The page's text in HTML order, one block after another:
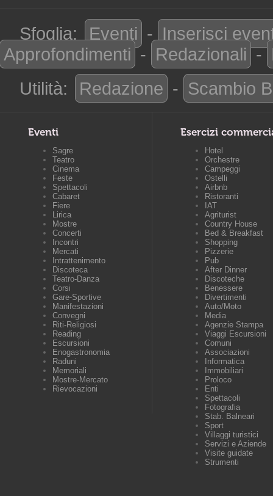
Sfoglia: Eventi - Inserisci
Approfondimenti - Redazionali -
Utilità:
Redazione - Scambio
Eventi
Sagre
Teatro
Cinema
Feste
Spettacoli
Cabaret
Fiere
Lirica
Mostre
Concerti
Incontri
Mercati
Intrattenimento
Discoteca
Teatro-Danza
Corsi
Gare-Sportive
Manifestazioni
Convegni
Riti-Religiosi
Reading
Escursioni
Enogastronomia
Raduni
Memoriali
Mostre-Mercato
Rievocazioni
Esercizi
Hotel
Orchestre
Campeggi
Ostelli
Airbnb
Ristoranti
IAT
Agriturist
Country House
Bed & Breakfast
Shopping
Pizzerie
Pub
After Dinner
Discoteche
Benessere
Divertimenti
Auto/Moto
Media
Agenzie Stampa
Viaggi Escursioni
Comuni
Associazioni
Informatica
Immobiliari
Proloco
Enti
Spettacoli
Fotografia
Stab. Balneari
Sport
Villaggi turistici
Servizi e Aziende
Visite guidate
Strumenti